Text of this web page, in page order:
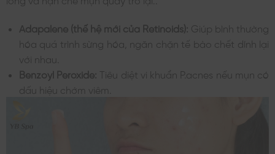
Adapalene (thế hệ mới của Retinoids): Giúp bình thường
hóa quá trình sừng hóa, ngăn chặn tế bào chết dính lại
với nhau.
Benzoyl Peroxide: Tiêu diệt vi khuẩn P.acnes nếu mụn có
dấu hiệu chớm viêm.